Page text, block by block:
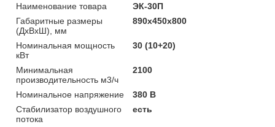
Наименование товара
ЭК-30П
Габаритные размеры
(ДхВхШ), мм
890x450x800
Номинальная мощность
кВт
30 (10+20)
Минимальная
производительность м3/ч
2100
Номинальное напряжение
380 В
Стабилизатор воздушного
потока
есть